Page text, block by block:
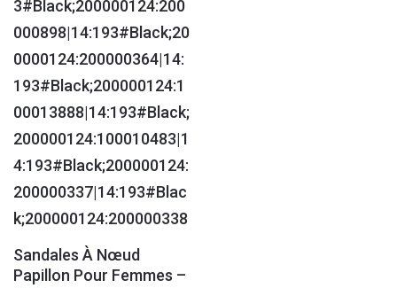
Sandales À Nœud
Papillon Pour Femmes –